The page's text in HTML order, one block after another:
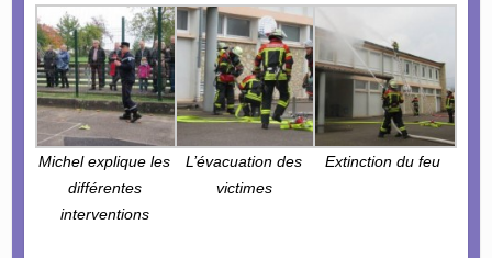
Michel explique les
différentes
interventions
L’évacuation des
victimes
Extinction du feu